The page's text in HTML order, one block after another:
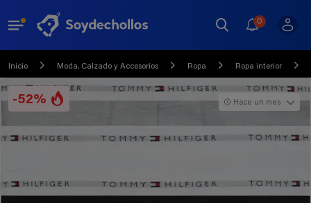
0
Inicio Moda, Calzado y Accesorios Ropa Ropa interior
-52% Hace un mes